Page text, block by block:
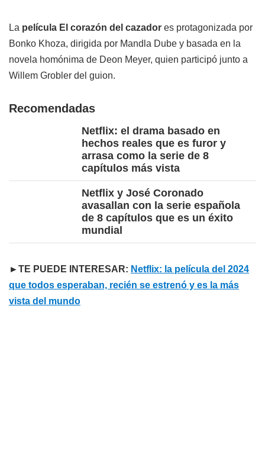
La película El corazón del cazador es protagonizada por
Bonko Khoza, dirigida por Mandla Dube y basada en la
novela homónima de Deon Meyer, quien participó junto a
Willem Grobler del guion.
Recomendadas
Netflix: el drama basado en
hechos reales que es furor y
arrasa como la serie de 8
capítulos más vista
Netflix y José Coronado
avasallan con la serie española
de 8 capítulos que es un éxito
mundial
►TE PUEDE INTERESAR: Netflix: la película del 2024
que todos esperaban, recién se estrenó y es la más
vista del mundo